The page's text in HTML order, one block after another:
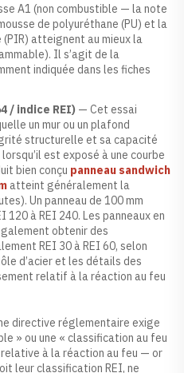
A1 (non combustible — la note
de polyuréthane (PU) et la
atteignent au mieux la
Il s’agit de la
indiquée dans les fiches
/ indice REI) — Cet essai
un mur ou un plafond
structurelle et sa capacité
est exposé à une courbe
bien conçu panneau sandwich
atteint généralement la
Un panneau de 100 mm
à REI 240. Les panneaux en
obtenir des
REI 30 à REI 60, selon
d’acier et les détails des
relatif à la réaction au feu
directive réglementaire exige
» ou une « classification au feu
à la réaction au feu — or
leur classification REI, ne